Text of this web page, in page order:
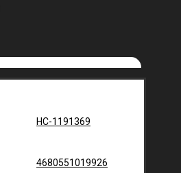
НС-1191369
4680551019926